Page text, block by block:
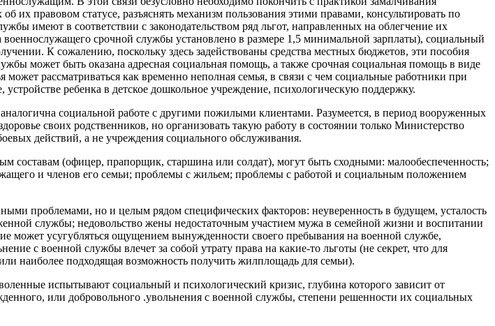
правовом статусе, разъяснять механизм пользования этими правами, консультировать по
имеют в соответствии с законодательством ряд льгот, направленных на облегчение их
срочной службы установлено в размере 1,5 минимальной зарплаты), социальный
К сожалению, поскольку здесь задействованы средства местных бюджетов, эти пособия
может быть оказана адресная социальная помощь, а также срочная социальная помощь в виде
рассматриваться как временно неполная семья, в связи с чем социальные работники при
ребенка в детское дошкольное учреждение, психологическую поддержку.
социальной работе с другими пожилыми клиентами. Разумеется, в период вооруженных
своих родственников, но организовать такую работу в состоянии только Министерство
действий, а не учреждения социального обслуживания.
(офицер, прапорщик, старшина или солдат), могут быть сходными: малообеспеченность;
и членов его семьи; проблемы с жильем; проблемы с работой и социальным положением
проблемами, но и целым рядом специфических факторов: неуверенность в будущем, усталость
службы; недовольство жены недостаточным участием мужа в семейной жизни и воспитании
может усугубляться ощущением вынужденности своего пребывания на военной службе,
с военной службы влечет за собой утрату права на какие-то льготы (не секрет, что для
наиболее подходящая возможность получить жилплощадь для семьи).
испытывают социальный и психологический кризис, глубина которого зависит от
или добровольного .увольнения с военной службы, степени решенности их социальных